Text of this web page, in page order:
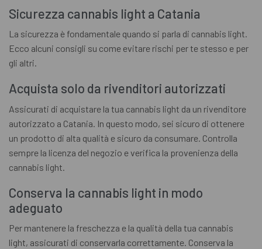
Sicurezza cannabis light a Catania
La sicurezza è fondamentale quando si parla di cannabis light.
Ecco alcuni consigli su come evitare rischi per te stesso e per
gli altri.
Acquista solo da rivenditori autorizzati
Assicurati di acquistare la tua cannabis light da un rivenditore
autorizzato a Catania. In questo modo, sei sicuro di ottenere
un prodotto di alta qualità e sicuro da consumare. Controlla
sempre la licenza del negozio e verifica la provenienza della
cannabis light.
Conserva la cannabis light in modo
adeguato
Per mantenere la freschezza e la qualità della tua cannabis
light, assicurati di conservarla correttamente. Conserva la